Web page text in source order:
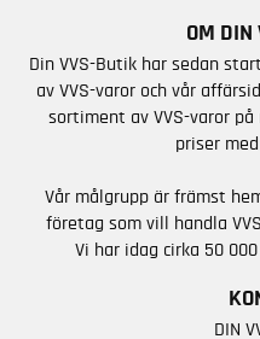
OM DIN
Din VVS-Butik har sedan
av VVS-varor och vår
sortiment av VVS-varor
priser
Vår målgrupp är främst
företag som vill handla
Vi har idag cirka 50
DIN